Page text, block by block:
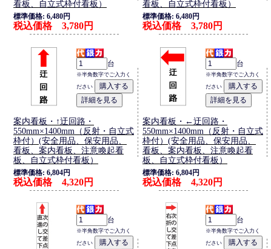
看板、自立式枠付看板）
標準価格: 6,480円
税込価格 3,780円
看板、自立式枠付看板）
標準価格: 6,480円
税込価格 3,780円
台
※半角数字でご入力く
ださい
案内看板・↑迂回路・
550mm×1400mm（反射・自立式
枠付）(安全用品、保安用品、
看板、案内看板、注意喚起看
板、自立式枠付看板）
標準価格: 6,804円
税込価格 4,320円
台
※半角数字でご入力く
ださい
案内看板・←迂回路・
550mm×1400mm（反射・自立式
枠付）(安全用品、保安用品、
看板、案内看板、注意喚起看
板、自立式枠付看板）
標準価格: 6,804円
税込価格 4,320円
台
※半角数字でご入力く
ださい
台
※半角数字でご入力く
ださい